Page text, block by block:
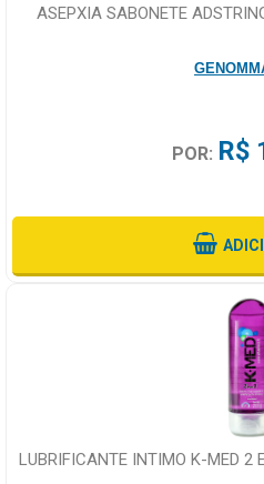
ASEPXIA SABONETE
POR: R$
LUBRIFICANTE INTIMO K-MED 2